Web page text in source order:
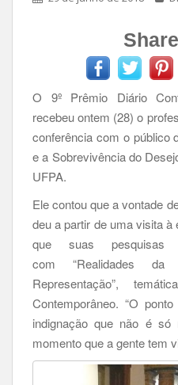
O 9º Prêmio Diário
recebeu ontem (28) o
conferência com o público
e a Sobrevivência do
UFPA.
Ele contou que a vontade
deu a partir de uma visita
que suas pesquisas
com “Realidades
Representação”,
Contemporâneo. “O
indignação que não é
momento que a gente tem